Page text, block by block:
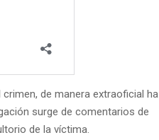
de manera extraoficial ha
surge de comentarios de
de la víctima.